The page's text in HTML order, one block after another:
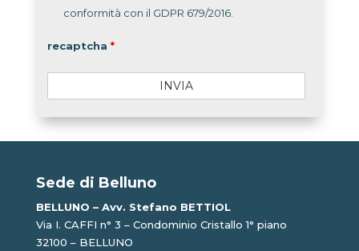
conformità con il GDPR 679/2016.
recaptcha *
Sede di Belluno
BELLUNO – Avv. Stefano BETTIOL
Via I. CAFFI n° 3 – Condominio Cristallo 1° piano
32100 – BELLUNO